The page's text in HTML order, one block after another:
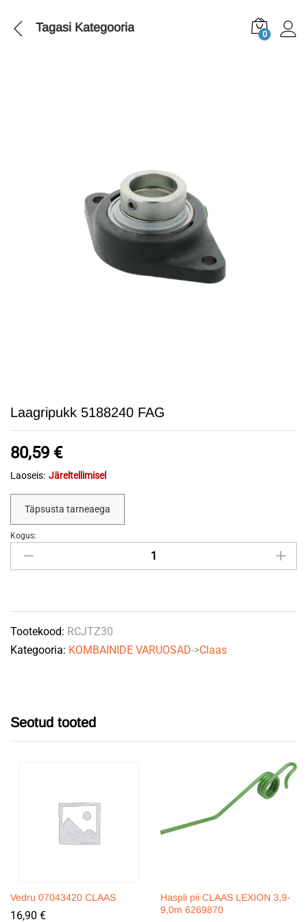
Tagasi Kategooria 0
Laagripukk 5188240 FAG
80,59 €
Laoseis: Järeltellimisel
Täpsusta tarneaega
Laagripukk
5188240
Kogus:
Tootekood: RCJTZ30
Kategooria: KOMBAINIDE VARUOSAD->Claas
Seotud tooted
Vedru 07043420 CLAAS
16,90 €
Haspli pii CLAAS LEXION 3,9-
9,0m 6269870